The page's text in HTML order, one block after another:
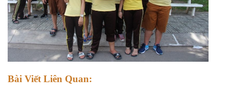
Bài Viết Liên Quan: